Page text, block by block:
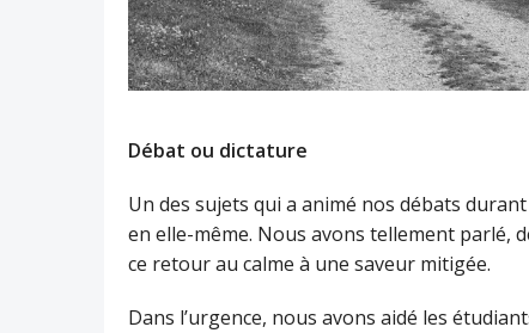
Débat ou dictature
Un des sujets qui a animé nos débats
en elle-même. Nous avons tellement parlé,
ce retour au calme à une saveur mitigée.
Dans l’urgence, nous avons aidé les